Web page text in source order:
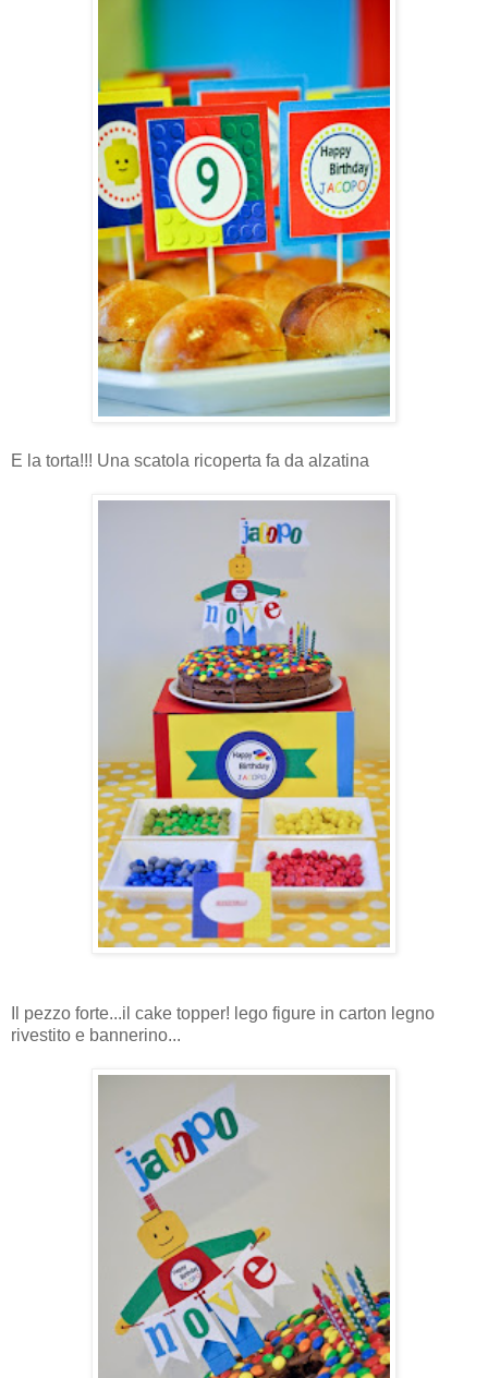
E la torta!!! Una scatola ricoperta fa da alzatina
Il pezzo forte...il cake topper! lego figure in carton legno
rivestito e bannerino...